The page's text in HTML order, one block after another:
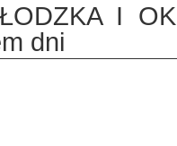
I
dni